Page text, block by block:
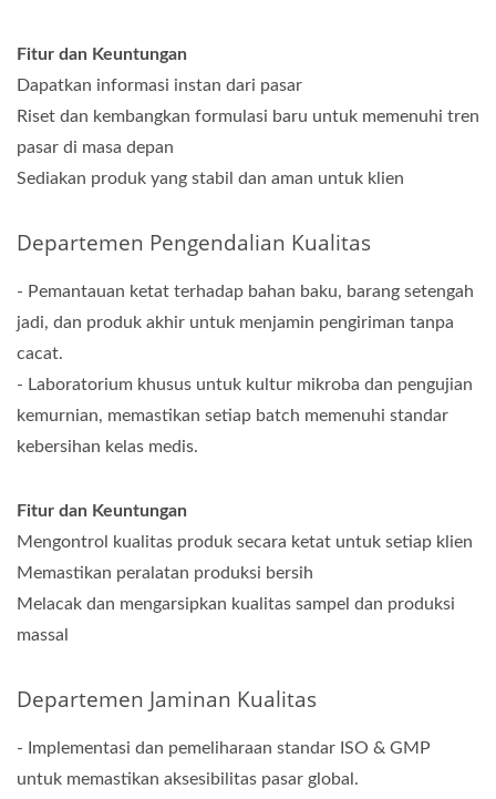
Fitur dan Keuntungan
Dapatkan informasi instan dari pasar
Riset dan kembangkan formulasi baru untuk memenuhi tren
pasar di masa depan
Sediakan produk yang stabil dan aman untuk klien
Departemen Pengendalian Kualitas
- Pemantauan ketat terhadap bahan baku, barang setengah
jadi, dan produk akhir untuk menjamin pengiriman tanpa
cacat.
- Laboratorium khusus untuk kultur mikroba dan pengujian
kemurnian, memastikan setiap batch memenuhi standar
kebersihan kelas medis.
Fitur dan Keuntungan
Mengontrol kualitas produk secara ketat untuk setiap klien
Memastikan peralatan produksi bersih
Melacak dan mengarsipkan kualitas sampel dan produksi
massal
Departemen Jaminan Kualitas
- Implementasi dan pemeliharaan standar ISO & GMP
untuk memastikan aksesibilitas pasar global.